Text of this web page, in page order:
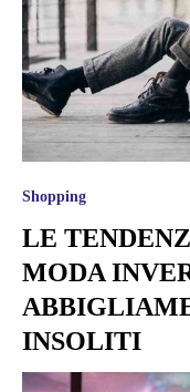
Shopping
LE
MODA
INSOLITI